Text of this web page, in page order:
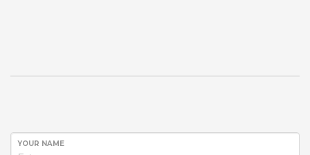
YOUR NAME